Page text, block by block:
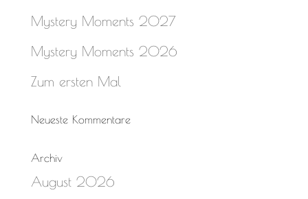
Mystery Moments 2027
Mystery Moments 2026
Zum ersten Mal
Neueste Kommentare
Archiv
August 2026